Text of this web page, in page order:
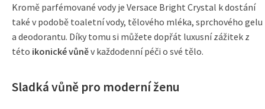
Kromě parfémované vody je Versace Bright Crystal k dostání
také v podobě toaletní vody, tělového mléka, sprchového gelu
a deodorantu. Díky tomu si můžete dopřát luxusní zážitek z
této ikonické vůněv každodenní péči o své tělo.
Sladká vůně pro moderní ženu